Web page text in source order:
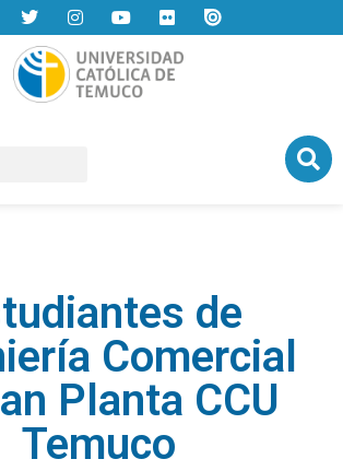
de
Comercial
Planta CCU
Temuco